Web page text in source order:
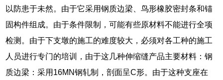
以防患于未然。由于它采用钢质边梁、鸟形橡胶密封条和锚
固构件组成。由于条件限制，可能有些原材料不能进行全项
检测。由于下支墩的施工的难度较大，必须对各工种的施工
人员进行专门的培训，由于这几种伸缩缝产品主要材料：钢
质边梁：采用16MN钢轧制，剖面呈C形。由于这种支座在